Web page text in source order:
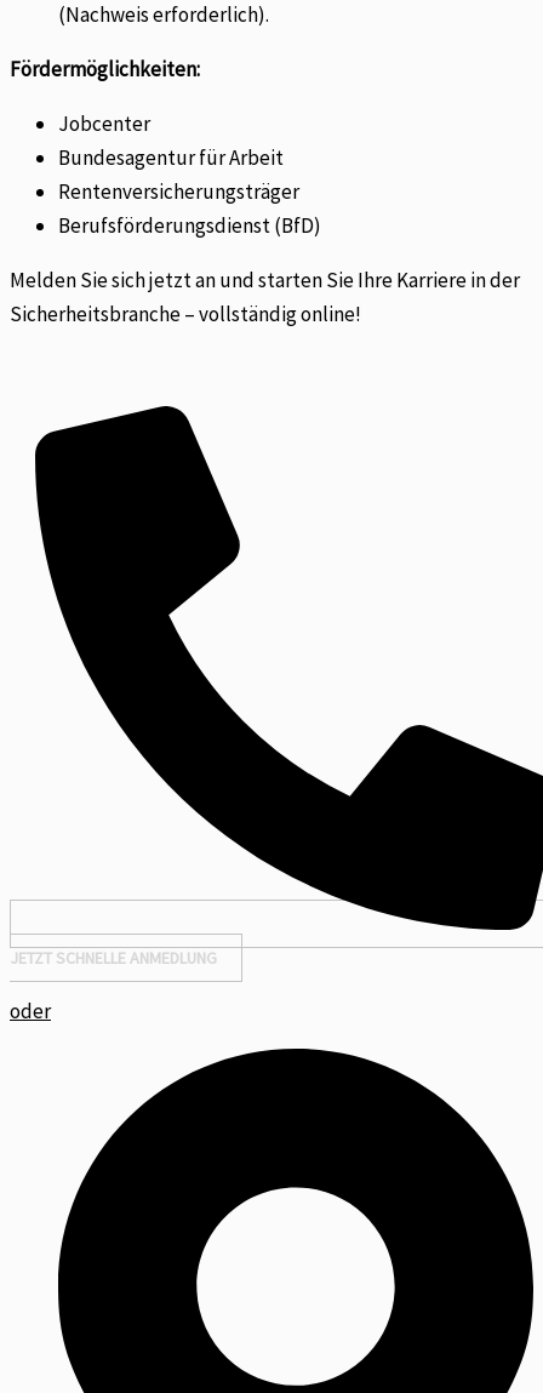
(Nachweis erforderlich).
Fördermöglichkeiten:
Jobcenter
Bundesagentur für Arbeit
Rentenversicherungsträger
Berufsförderungsdienst (BfD)
Melden Sie sich jetzt an und starten Sie Ihre Karriere in der
Sicherheitsbranche – vollständig online!
JETZT SCHNELLE ANMEDLUNG
oder